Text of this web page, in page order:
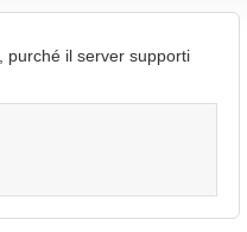
, purché il server supporti